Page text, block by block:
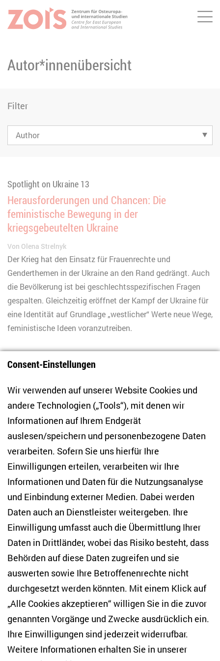
ZUM HAUPTINHALT SPRINGEN
ZUR SUCHE SPRINGEN
Autor*innenübersicht
Filter
Spotlight on Ukraine 13
Herausforderungen und Chancen: Die
feministische Bewegung in der
kriegsgebeutelten Ukraine
Von Olena Strelnyk
Der Krieg hat den Einsatz für Frauenrechte und
Genderthemen in der Ukraine an den Rand gedrängt. Auch
die Bevölkerung ist bei geschlechtsspezifischen Fragen
gespalten. Gleichzeitig eröffnet der Kampf der Ukraine für
eine Identität auf Grundlage „westlicher“ Werte neue Wege,
feministische Ideen voranzutreiben.
Zentrum für Osteuropa- und internationale
Studien
Anton-Wilhelm-Amo-Str. 60
10117 Berlin
Tel. +49 (30) 2005949-17
info(at)zois-berlin(dot)de
NEWSLETTER
E-Mail-Adresse eingeben*
Ich möchte regelmäßig über aktuelle Themen,
werden. Ich bin zudem damit einverstanden, dass meine
Interaktionen mit den Newslettern gemessen werden (z. B.
Öffnung der E-Mail, angeklickte Links), sodass das ZOiS den
Newsletter optimieren und weiterhin möglichst relevante
Consent-Einstellungen
Wir verwenden auf unserer Website Cookies und
andere Technologien („Tools“), mit denen wir
Informationen auf Ihrem Endgerät
auslesen/speichern und personenbezogene Daten
verarbeiten. Sofern Sie uns hierfür Ihre
Einwilligungen erteilen, verarbeiten wir Ihre
Informationen und Daten für die Nutzungsanalyse
und Einbindung externer Medien. Dabei werden
Daten auch an Dienstleister weitergeben. Ihre
Einwilligung umfasst auch die Übermittlung Ihrer
Daten in Drittländer, wobei das Risiko besteht, dass
Behörden auf diese Daten zugreifen und sie
auswerten sowie Ihre Betroffenenrechte nicht
durchgesetzt werden könnten. Mit einem Klick auf
„Alle Cookies akzeptieren“ willigen Sie in die zuvor
genannten Vorgänge und Zwecke ausdrücklich ein.
Ihre Einwilligungen sind jederzeit widerrufbar.
Weitere Informationen erhalten Sie in unserer